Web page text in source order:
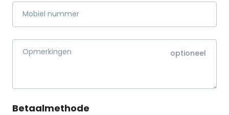
Mobiel nummer
Opmerkingen
Betaalmethode